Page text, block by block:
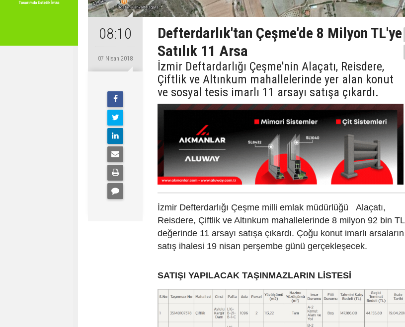
08:10
07 Nisan 2018
Defterdarlık'tan Çeşme'de 8 Milyon TL'ye
Satılık 11 Arsa
İzmir Deftardarlığı Çeşme'nin Alaçatı, Reisdere,
Çiftlik ve Altınkum mahallelerinde yer alan konut
ve sosyal tesis imarlı 11 arsayı satışa çıkardı.
İzmir Defterdarlığı Çeşme milli emlak müdürlüğü Alaçatı,
Reisdere, Çiftlik ve Altınkum mahallelerinde 8 milyon 92 bin TL
değerinde 11 arsayı satışa çıkardı. Çoğu konut imarlı arsaların
satış ihalesi 19 nisan perşembe günü gerçekleşecek.
SATIŞI YAPILACAK TAŞINMAZLARIN LİSTESİ